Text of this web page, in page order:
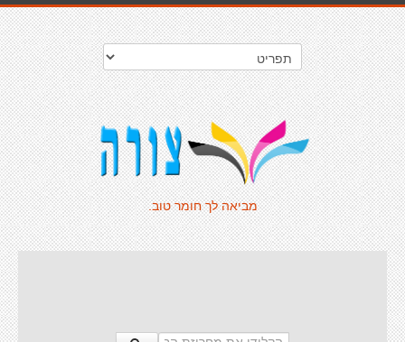
מביאה לך חומר טוב.